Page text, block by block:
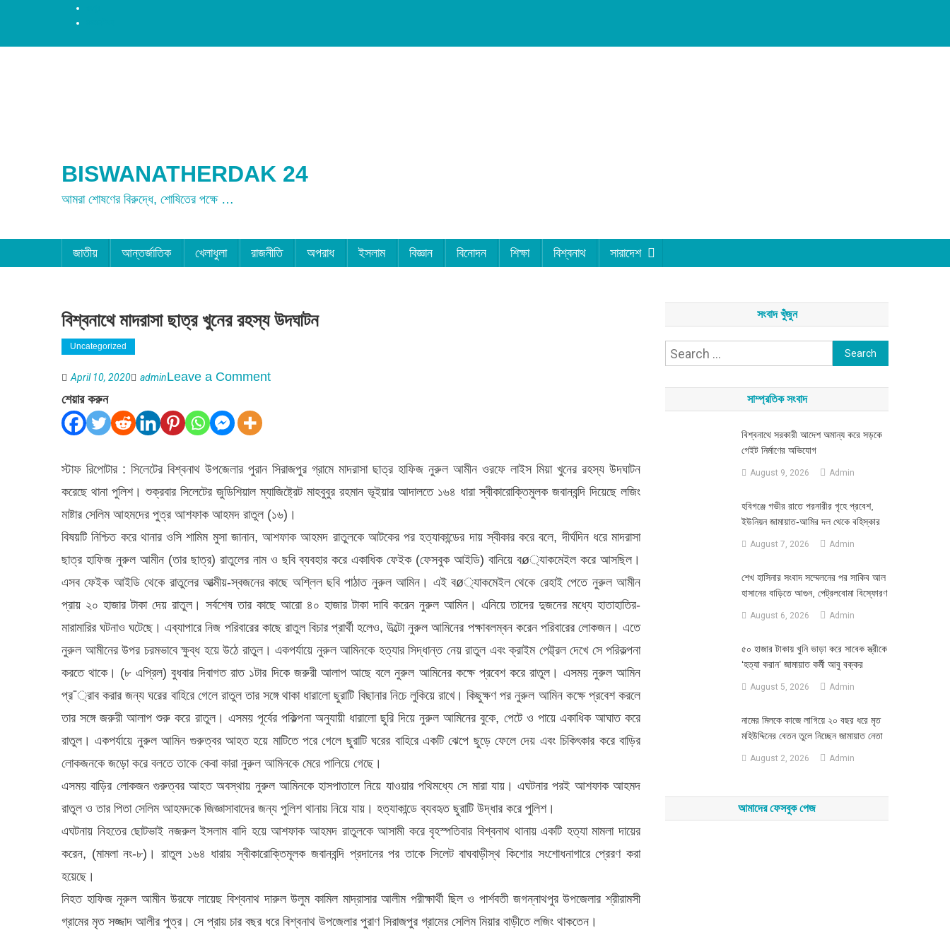
BISWANATHERDAK 24
আমরা শোষণের বিরুদ্ধে, শোষিতের পক্ষে …
জাতীয় আন্তর্জাতিক খেলাধুলা রাজনীতি অপরাধ ইসলাম বিজ্ঞান বিনোদন শিক্ষা বিশ্বনাথ সারাদেশ
বিশ্বনাথে মাদরাসা ছাত্র খুনের রহস্য উদঘাটন
Uncategorized
April 10, 2020 adminLeave a Commenton
খুনের
রহস্য
উদঘাটন
শেয়ার করুন
স্টাফ রিপোটার : সিলেটের বিশ্বনাথ উপজেলার পুরান সিরাজপুর গ্রামে মাদরাসা ছাত্র হাফিজ নুরুল আমীন ওরফে লাইস মিয়া খুনের রহস্য উদঘাটন
করেছে থানা পুলিশ। শুক্রবার সিলেটের জুডিশিয়াল ম্যাজিষ্ট্রেট মাহবুবুর রহমান ভূইয়ার আদালতে ১৬৪ ধারা স্বীকারোক্তিমুলক জবানবন্দি দিয়েছে লজিং
মাষ্টার সেলিম আহমদের পুত্র আশফাক আহমদ রাতুল (১৬)।
বিষয়টি নিশ্চিত করে থানার ওসি শামিম মুসা জানান, আশফাক আহমদ রাতুলকে আটকের পর হত্যাকান্ডের দায় স্বীকার করে বলে, দীর্ঘদিন ধরে মাদরাসা
ছাত্র হাফিজ নুরুল আমীন (তার ছাত্র) রাতুলের নাম ও ছবি ব্যবহার করে একাধিক ফেইক (ফেসবুক আইডি) বানিয়ে বø্যাকমেইল করে আসছিল।
এসব ফেইক আইডি থেকে রাতুলের আত্মীয়-স্বজনের কাছে অশ্লিল ছবি পাঠাত নুরুল আমিন। এই বø্যাকমেইল থেকে রেহাই পেতে নুরুল আমীন
প্রায় ২০ হাজার টাকা দেয় রাতুল। সর্বশেষ তার কাছে আরো ৪০ হাজার টাকা দাবি করেন নুরুল আমিন। এনিয়ে তাদের দুজনের মধ্যে হাতাহাতির-
মারামারির ঘটনাও ঘটেছে। এব্যাপারে নিজ পরিবারের কাছে রাতুল বিচার প্রার্থী হলেও, উল্টো নুরুল আমিনের পক্ষাবলম্বন করেন পরিবারের লোকজন। এতে
নুরুল আমীনের উপর চরমভাবে ক্ষুব্ধ হয়ে উঠে রাতুল। একপর্যায়ে নুরুল আমিনকে হত্যার সিদ্ধান্ত নেয় রাতুল এবং ক্রাইম পেট্ট্রল দেখে সে পরিকল্পনা
করতে থাকে। (৮ এপ্রিল) বুধবার দিবাগত রাত ১টার দিকে জরুরী আলাপ আছে বলে নুরুল আমিনের কক্ষে প্রবেশ করে রাতুল। এসময় নুরুল আমিন
প্র¯্রাব করার জন্য ঘরের বাহিরে গেলে রাতুল তার সঙ্গে থাকা ধারালো ছুরাটি বিছানার নিচে লুকিয়ে রাখে। কিছুক্ষণ পর নুরুল আমিন কক্ষে প্রবেশ করলে
তার সঙ্গে জরুরী আলাপ শুরু করে রাতুল। এসময় পূর্বের পকিল্পনা অনুযায়ী ধারালো ছুরি দিয়ে নুরুল আমিনের বুকে, পেটে ও পায়ে একাধিক আঘাত করে
রাতুল। একপর্যায়ে নুরুল আমিন গুরুত্বর আহত হয়ে মাটিতে পরে গেলে ছুরাটি ঘরের বাহিরে একটি ঝেপে ছুড়ে ফেলে দেয় এবং চিকিৎকার করে বাড়ির
লোকজনকে জড়ো করে বলতে তাকে কেবা কারা নুরুল আমিনকে মেরে পালিয়ে গেছে।
এসময় বাড়ির লোকজন গুরুত্বর আহত অবস্থায় নুরুল আমিনকে হাসপাতালে নিয়ে যাওয়ার পথিমধ্যে সে মারা যায়। এঘটনার পরই আশফাক আহমদ
রাতুল ও তার পিতা সেলিম আহমদকে জিজ্ঞাসাবাদের জন্য পুলিশ থানায় নিয়ে যায়। হত্যাকান্ডে ব্যবহৃত ছুরাটি উদ্ধার করে পুলিশ।
এঘটনায় নিহতের ছোটভাই নজরুল ইসলাম বাদি হয়ে আশফাক আহমদ রাতুলকে আসামী করে বৃহস্পতিবার বিশ্বনাথ থানায় একটি হত্যা মামলা দায়ের
করেন, (মামলা নং-৮)। রাতুল ১৬৪ ধারায় স্বীকারোক্তিমূলক জবানবন্দি প্রদানের পর তাকে সিলেট বাঘবাড়ীস্থ কিশোর সংশোধনাগারে প্রেরণ করা
হয়েছে।
নিহত হাফিজ নূরুল আমীন উরফে লায়েছ বিশ্বনাথ দারুল উলুম কামিল মাদ্রাসার আলীম পরীক্ষার্থী ছিল ও পার্শবতী জগন্নাথপুর উপজেলার শ্রীরামসী
গ্রামের মৃত সজ্জাদ আলীর পুত্র। সে প্রায় চার বছর ধরে বিশ্বনাথ উপজেলার পুরাণ সিরাজপুর গ্রামের সেলিম মিয়ার বাড়ীতে লজিং থাকতেন।
সংবাদ খুঁজুন
Search
সাম্প্রতিক সংবাদ
বিশ্বনাথে সরকারী আদেশ অমান্য করে সড়কে
গেইট নির্মাণের অভিযোগ
August 9, 2026 Admin
হবিগঞ্জে গভীর রাতে পরনারীর গৃহে প্রবেশ,
ইউনিয়ন জামায়াত-আমির দল থেকে বহিস্কার
August 7, 2026 Admin
শেখ হাসিনার সংবাদ সম্মেলনের পর সাকিব আল
হাসানের বাড়িতে আগুন, পেট্রলবোমা বিস্ফোরণ
August 6, 2026 Admin
৫০ হাজার টাকায় খুনি ভাড়া করে সাবেক স্ত্রীকে
‘হত্যা করান’ জামায়াত কর্মী আবু বক্কর
August 5, 2026 Admin
নামের মিলকে কাজে লাগিয়ে ২০ বছর ধরে মৃত
মহিউদ্দিনের বেতন তুলে নিচ্ছেন জামায়াত নেতা
August 2, 2026 Admin
আমাদের ফেসবুক পেজ